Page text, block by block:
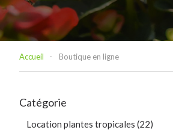
Accueil Boutique en ligne
Catégorie
Location plantes tropicales (22)